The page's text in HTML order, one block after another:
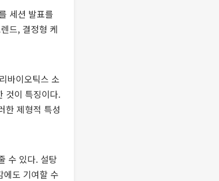
세션 발표를
드, 결정형 케
바이오틱스 소
것이 특징이다.
한 제형적 특성
수 있다. 설탕
도 기여할 수